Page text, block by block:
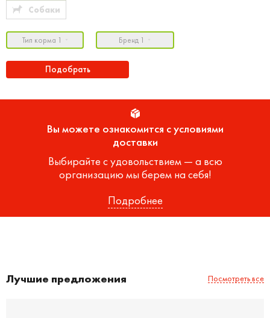
Собаки
Тип корма 1 Бренд 1
Подобрать
Вы можете ознакомится с условиями
доставки
Выбирайте с удовольствием — а всю
организацию мы берем на себя!
Подробнее
Лучшие предложения Посмотреть все